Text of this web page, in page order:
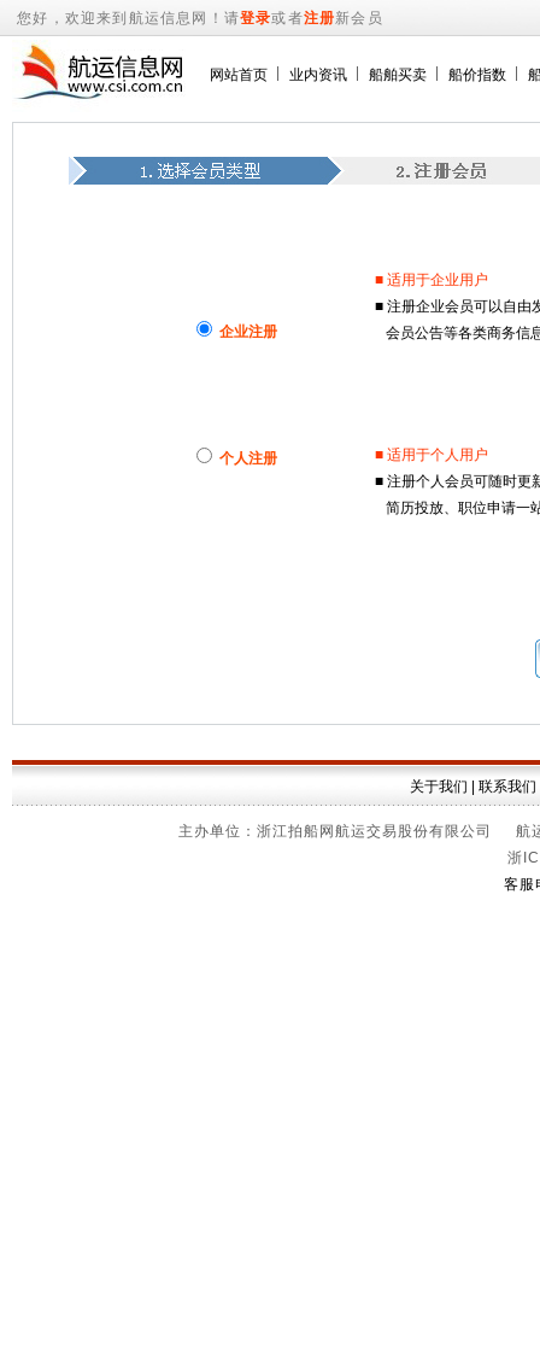
您好，欢迎来到航运信息网！请登录或者注册新会员
网站首页 业内资讯 船舶买卖 船价指数
企业注册
个人注册
■ 适用于企业用户
■ 注册企业会员可以自由
会员公告等各类商务信
■ 适用于个人用户
■ 注册个人会员可随时更
简历投放、职位申请一
关于我们 联系我们
主办单位：浙江拍船网航运交易股份有限公司
浙
客服